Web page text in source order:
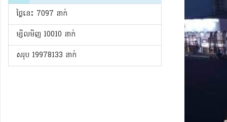
ថ្ងៃនេះ​ 7097 នាក់
ម្សិលមិញ 10010 នាក់
សរុប 19978133 នាក់